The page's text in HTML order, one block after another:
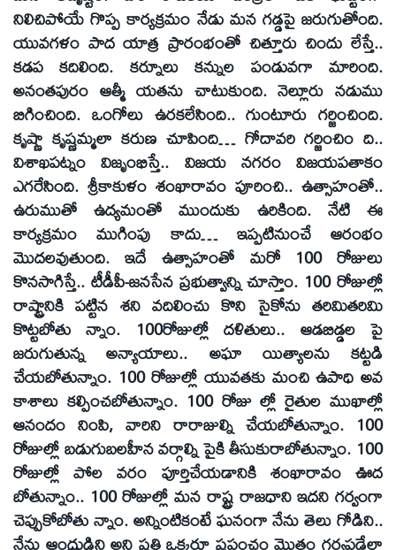
నిలిచిపోయే గొప్ప కార్యక్రమం నేడు మన గడ్డపై జరుగుతోంది.
యువగళం పాద యాత్ర ప్రారంభంతో చిత్తూరు చిందు లేస్తే..
కడప కదిలింది. కర్నూలు కన్నుల పండువగా మారింది.
అనంతపురం ఆత్మీ యతను చాటుకుంది. నెల్లూరు నడుము
బిగించింది. ఒంగోలు ఉరకలేసింది.. గుంటూరు గర్జించింది.
కృష్ణా కృష్ణమ్మలా కరుణ చూపింది… గోదావరి గర్జించిం ది..
విశాఖపట్నం విజృంభిస్తే.. విజయ నగరం విజయపతాకం
ఎగరేసింది. శ్రీకాకుళం శంఖారావం పూరించి.. ఉత్సాహంతో..
ఉరుముతో ఉద్యమంతో ముందుకు ఉరికింది. నేటి ఈ
కార్యక్రమం ముగింపు కాదు… ఇప్పటినుంచే ఆరంభం
మొదలవుతుంది. ఇదే ఉత్సాహంతో మరో 100 రోజులు
కొనసాగిస్తే.. టీడీపీ-జనసేన ప్రభుత్వాన్ని చూస్తాం. 100 రోజుల్లో
రాష్ట్రానికి పట్టిన శని వదిలించు కొని సైకోను తరిమితరిమి
కొట్టబోతు న్నాం. 100రోజుల్లో దళితులు.. ఆడబిడ్డల పై
జరుగుతున్న అన్యాయాలు.. అఘా యిత్యాలను కట్టడి
చేయబోతున్నాం. 100 రోజుల్లో యువతకు మంచి ఉపాధి అవ
కాశాలు కల్పించబోతున్నాం. 100 రోజు ల్లో రైతుల ముఖాల్లో
ఆనందం నింపి, వారిని రారాజుల్ని చేయబోతున్నాం. 100
రోజుల్లో బడుగుబలహీన వర్గాల్ని పైకి తీసుకురాబోతున్నాం. 100
రోజుల్లో పోల వరం పూర్తిచేయడానికి శంఖారావం ఊద
బోతున్నాం.. 100 రోజుల్లో మన రాష్ట్ర రాజధాని ఇదని గర్వంగా
చెప్పుకోబోతు న్నాం. అన్నింటికంటే ఘనంగా నేను తెలు గోడిని..